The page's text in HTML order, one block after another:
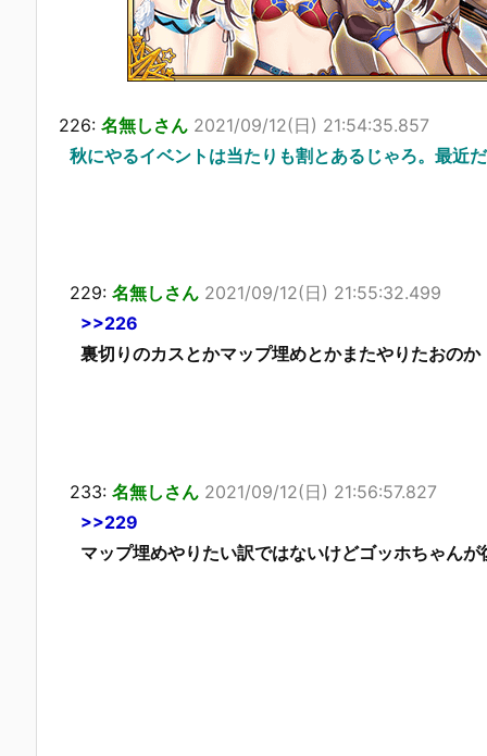
226: 名無しさん 2021/09/12(日) 21:54:35.857
秋にやるイベントは当たりも割とあるじゃろ。最近
229: 名無しさん 2021/09/12(日) 21:55:32.499
>>226
裏切りのカスとかマップ埋めとかまたやりたおのか
233: 名無しさん 2021/09/12(日) 21:56:57.827
>>229
マップ埋めやりたい訳ではないけどゴッホちゃん